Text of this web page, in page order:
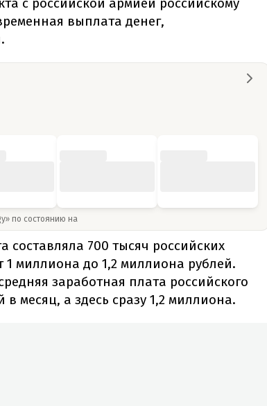
выплата денег,
по состоянию на
составляла 700 тысяч российских
1 миллиона до 1,2 миллиона рублей.
заработная плата российского
в месяц, а здесь сразу 1,2 миллиона.